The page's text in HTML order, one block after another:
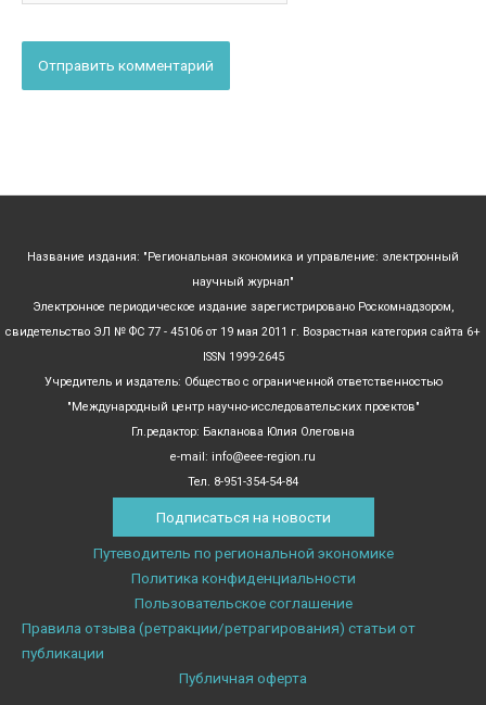
Название издания: "Региональная экономика и управление: электронный
научный журнал"
Электронное периодическое издание зарегистрировано Роскомнадзором,
свидетельство ЭЛ № ФС 77 - 45106 от 19 мая 2011 г. Возрастная категория сайта 6+
ISSN 1999-2645
Учредитель и издатель: Общество с ограниченной ответственностью
"Международный центр научно-исследовательских проектов"
Гл.редактор: Бакланова Юлия Олеговна
e-mail: info@eee-region.ru
Тел. 8-951-354-54-84
Подписаться на новости
Путеводитель по региональной экономике
Политика конфиденциальности
Пользовательское соглашение
Правила отзыва (ретракции/ретрагирования) статьи от
публикации
Публичная оферта